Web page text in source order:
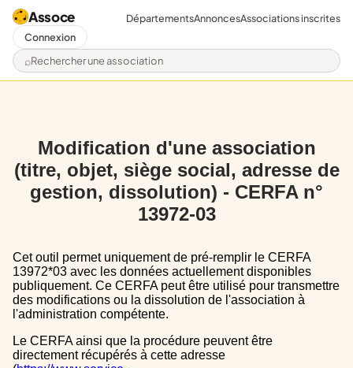
Assoce
Rechercher une association
DépartementsAnnoncesAssociations inscrites
Connexion
Modification d'une association
(titre, objet, siège social, adresse de
gestion, dissolution) - CERFA n°
13972-03
Cet outil permet uniquement de pré-remplir le CERFA
13972*03 avec les données actuellement disponibles
publiquement. Ce CERFA peut être utilisé pour transmettre
des modifications ou la dissolution de l'association à
l'administration compétente.
Le CERFA ainsi que la procédure peuvent être
directement récupérés à cette adresse